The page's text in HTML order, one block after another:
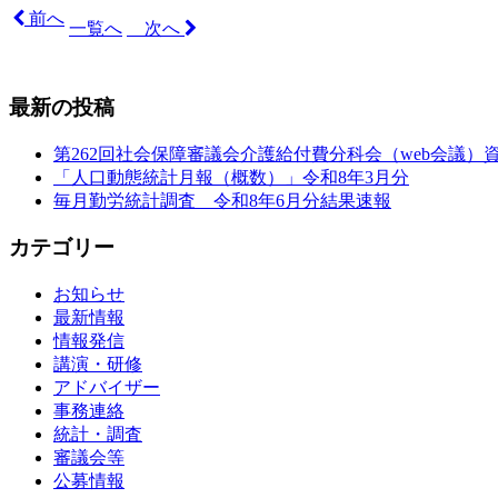
前へ
一覧へ 次へ
最新の投稿
第262回社会保障審議会介護給付費分科会（web会議）
「人口動態統計月報（概数）」令和8年3月分
毎月勤労統計調査 令和8年6月分結果速報
カテゴリー
お知らせ
最新情報
情報発信
講演・研修
アドバイザー
事務連絡
統計・調査
審議会等
公募情報